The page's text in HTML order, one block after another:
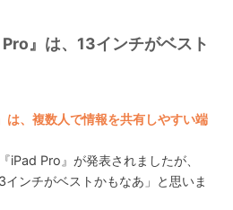
』は、13インチがベスト
、複数人で情報を共有しやすい端
iPad Pro』が発表されましたが、
ンチがベストかもなあ」と思いま